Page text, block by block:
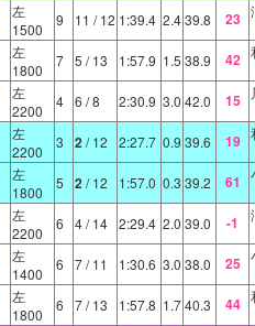
左
1500
9 11 / 12 1:39.4 2.439.8 23
左
1800
7 5 / 13 1:57.9 1.5 38.9 42
左
2200
4 6 / 8 2:30.9 3.0 42.0 15
左
2200
3 2/ 12 2:27.7 0.9 39.6 19
左
1800
5 2/ 12 1:57.0 0.3 39.2 61
左
2200
6 4/ 14 2:29.4 2.0 39.0 -1
左
1400
6 7/ 11 1:30.6 3.0 38.0 25
左
1800
6 7/ 13 1:57.8 1.740.3 44